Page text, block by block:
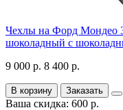
Чехлы на Форд Мондео
шоколадный с
9 000 р. 8 400 р.
В корзину Заказать
Ваша скидка: 600 р.